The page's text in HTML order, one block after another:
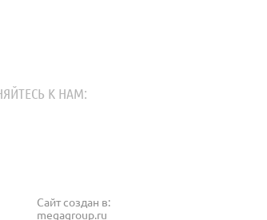
К НАМ:
Сайт создан в:
megagroup.ru